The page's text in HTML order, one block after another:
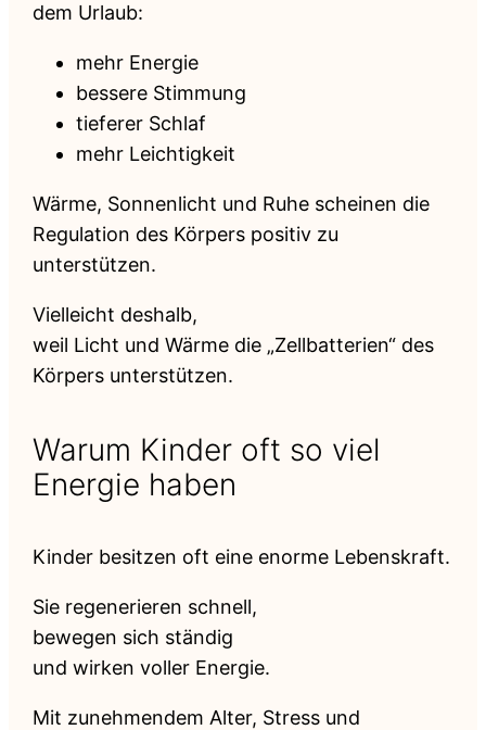
dem Urlaub:
mehr Energie
bessere Stimmung
tieferer Schlaf
mehr Leichtigkeit
Wärme, Sonnenlicht und Ruhe scheinen die
Regulation des Körpers positiv zu
unterstützen.
Vielleicht deshalb,
weil Licht und Wärme die „Zellbatterien“ des
Körpers unterstützen.
Warum Kinder oft so viel
Energie haben
Kinder besitzen oft eine enorme Lebenskraft.
Sie regenerieren schnell,
bewegen sich ständig
und wirken voller Energie.
Mit zunehmendem Alter, Stress und